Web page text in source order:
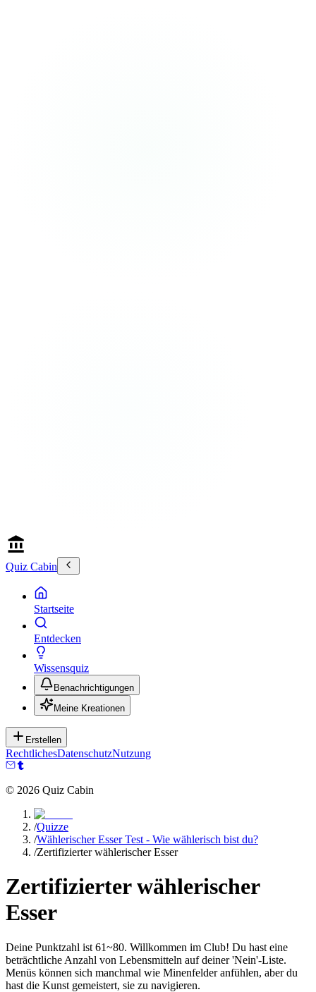
Quiz Cabin
Startseite
Entdecken
Wissensquiz
Benachrichtigungen
Meine Kreationen
Erstellen
RechtlichesDatenschutzNutzung
© 2026 Quiz Cabin
/Quizze
/Wählerischer Esser Test - Wie wählerisch bist du?
/Zertifizierter wählerischer Esser
Zertifizierter wählerischer
Esser
Deine Punktzahl ist 61~80. Willkommen im Club! Du hast eine
beträchtliche Anzahl von Lebensmitteln auf deiner 'Nein'-Liste.
Menüs können sich manchmal wie Minenfelder anfühlen, aber du
hast die Kunst gemeistert, sie zu navigieren.